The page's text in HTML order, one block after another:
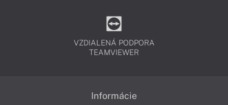
VZDIALENÁ PODPORA
TEAMVIEWER
Informácie